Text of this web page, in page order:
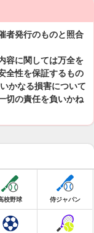
者発行のものと照合
容に関しては万全を
全性を保証するもの
かなる損害について
切の責任を負いかね
校野球 侍ジャパン